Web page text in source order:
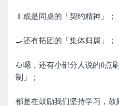
🍢或是同桌的「契约精神」；
🍳还有拓团的「集体归属」；
🌰嗯，还有小部分人说的0点
制」；
都是在鼓励我们坚持学习，